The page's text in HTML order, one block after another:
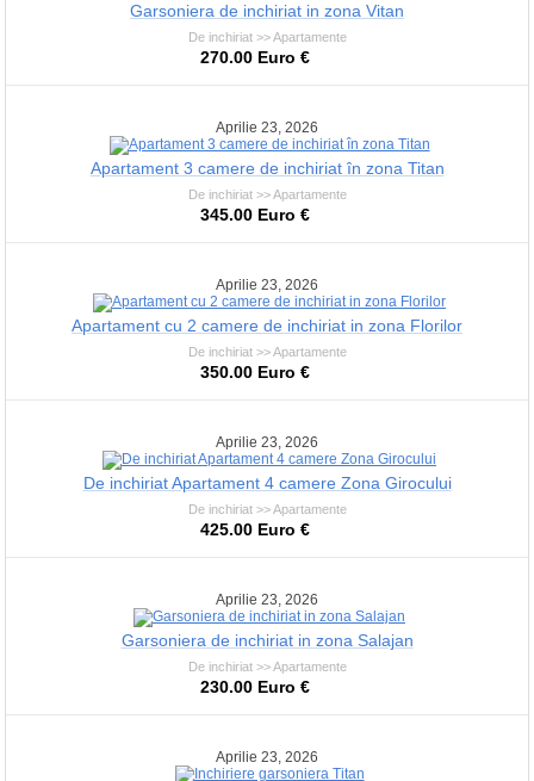
Garsoniera de inchiriat in zona Vitan
De inchiriat >> Apartamente
270.00 Euro €
Aprilie 23, 2026
Apartament 3 camere de inchiriat în zona Titan
De inchiriat >> Apartamente
345.00 Euro €
Aprilie 23, 2026
Apartament cu 2 camere de inchiriat in zona Florilor
De inchiriat >> Apartamente
350.00 Euro €
Aprilie 23, 2026
De inchiriat Apartament 4 camere Zona Girocului
De inchiriat >> Apartamente
425.00 Euro €
Aprilie 23, 2026
Garsoniera de inchiriat in zona Salajan
De inchiriat >> Apartamente
230.00 Euro €
Aprilie 23, 2026